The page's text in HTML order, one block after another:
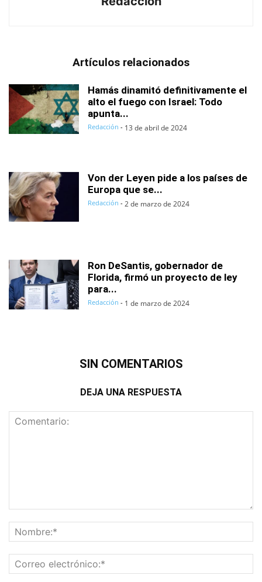
Artículos relacionados
Hamás dinamitó definitivamente el
alto el fuego con Israel: Todo
apunta...
Redacción - 13 de abril de 2024
Von der Leyen pide a los países de
Europa que se...
Redacción - 2 de marzo de 2024
Ron DeSantis, gobernador de
Florida, firmó un proyecto de ley
para...
Redacción - 1 de marzo de 2024
SIN COMENTARIOS
DEJA UNA RESPUESTA